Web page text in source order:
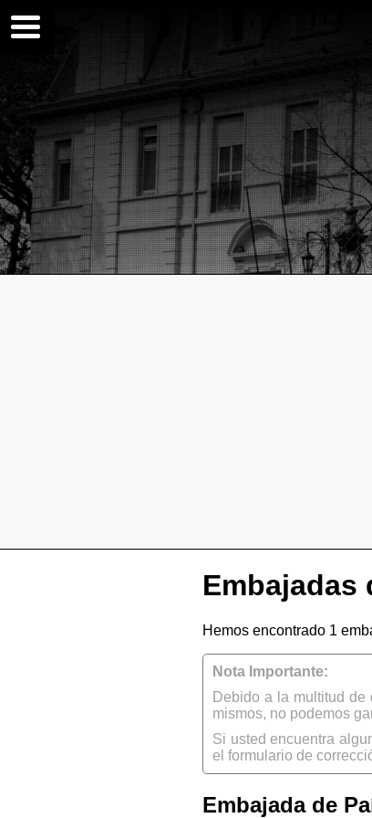
Embajadas
Hemos encontrado 1
Nota Importante:
Debido a la multitud
mismos, no podemos
Si usted encuentra
el formulario de
Embajada de